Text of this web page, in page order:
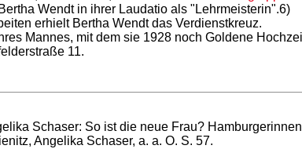
Wendt in ihrer Laudatio als "Lehrmeisterin".6)
erhielt Bertha Wendt das Verdienstkreuz.
Mannes, mit dem sie 1928 noch Goldene
11.
Schaser: So ist die neue Frau?
Angelika Schaser, a. a. O. S. 57.